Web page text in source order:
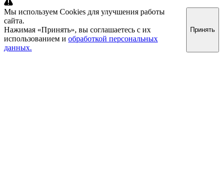
Мы используем Cookies для улучшения работы
сайта.
Нажимая «Принять», вы соглашаетесь с их
использованием и обработкой персональных
данных.
Принять